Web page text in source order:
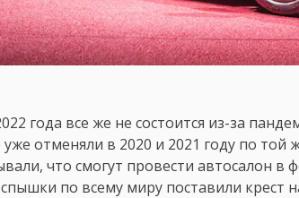
года все же не состоится из-за
отменяли в 2020 и 2021 году по той
что смогут провести автосалон в
по всему миру поставили крест